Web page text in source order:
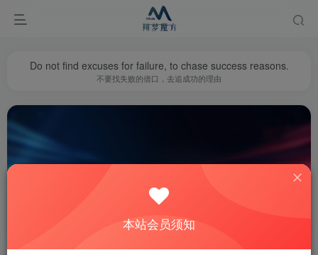
Do not find excuses for failure, to chase success reasons.
不要找失败的借口，去追成功的理由
本站会员须知